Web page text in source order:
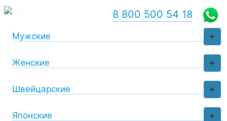
+
Мужские
+
Женские
+
Швейцарские
+
Японские
8 800 500 54 18